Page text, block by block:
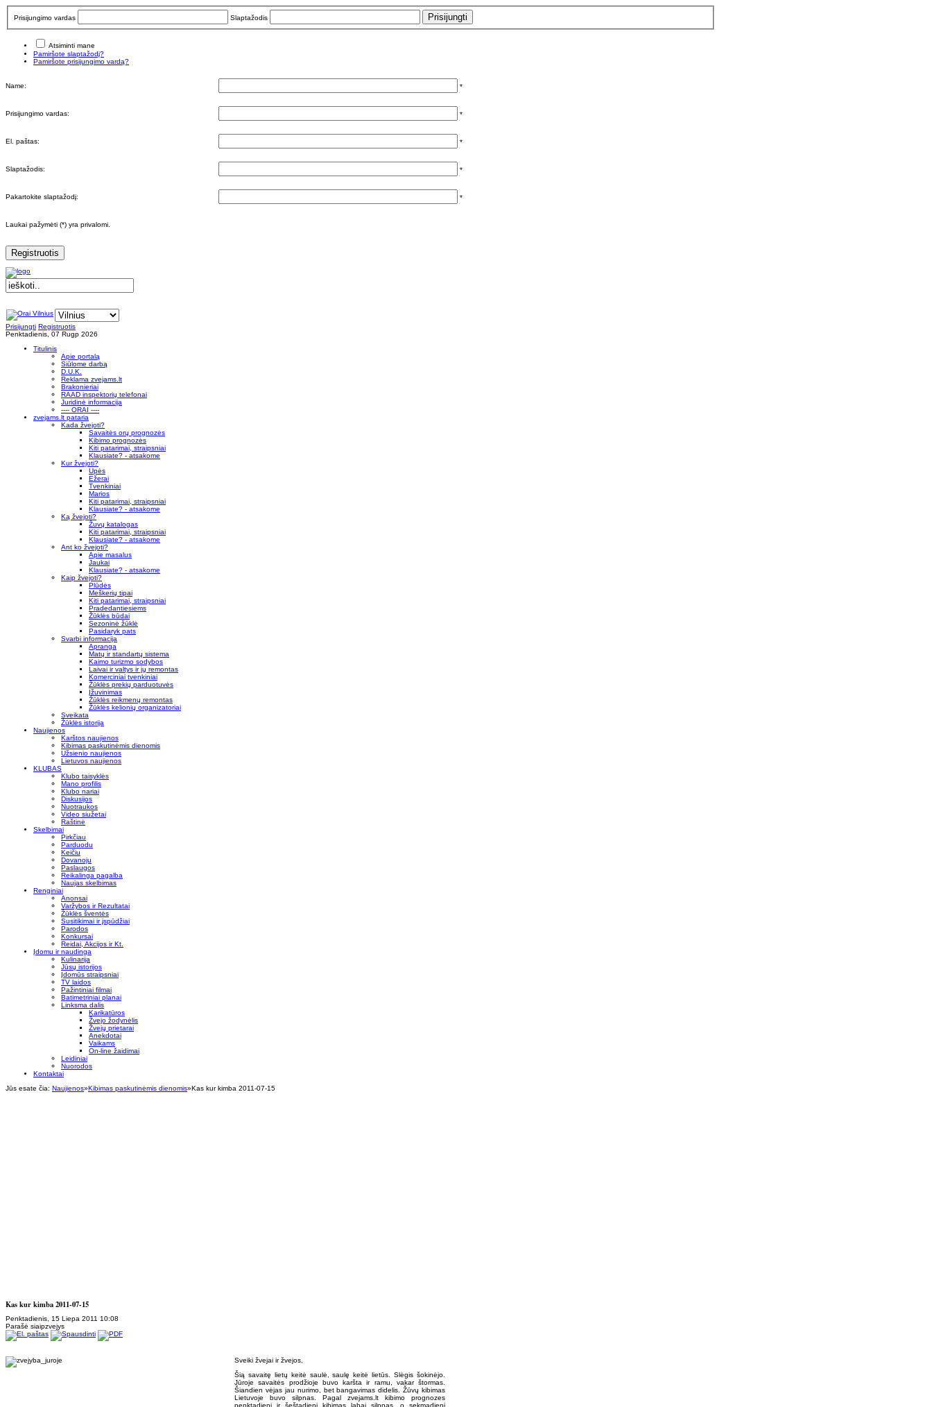
Prisijungimo vardas Slaptažodis
Atsiminti mane
Pamiršote slaptažodį?
Pamiršote prisijungimo vardą?
Name: *
Prisijungimo vardas: *
El. paštas: *
Slaptažodis: *
Pakartokite slaptažodį: *
Laukai pažymėti (*) yra privalomi.
Registruotis
Prisijungti Registruotis
Penktadienis, 07 Rugp 2026
Titulinis
Apie portalą
Siūlome darbą
D.U.K.
Reklama zvejams.lt
Brakonieriai
RAAD inspektorių telefonai
Juridinė informacija
---- ORAI ----
zvejams.lt pataria
Kada žvejoti?
Savaitės orų prognozės
Kibimo prognozės
Kiti patarimai, straipsniai
Klausiate? - atsakome
Kur žvejoti?
Upės
Ežerai
Tvenkiniai
Marios
Kiti patarimai, straipsniai
Klausiate? - atsakome
Ką žvejoti?
Žuvų katalogas
Kiti patarimai, straipsniai
Klausiate? - atsakome
Ant ko žvejoti?
Apie masalus
Jaukai
Klausiate? - atsakome
Kaip žvejoti?
Plūdės
Meškerių tipai
Kiti patarimai, straipsniai
Pradedantiesiems
Žūklės būdai
Sezoninė žūklė
Pasidaryk pats
Svarbi informacija
Apranga
Matų ir standartų sistema
Kaimo turizmo sodybos
Laivai ir valtys ir jų remontas
Komerciniai tvenkiniai
Žūklės prekių parduotuvės
Įžuvinimas
Žūklės reikmenų remontas
Žūklės kelionių organizatoriai
Sveikata
Žūklės istorija
Naujienos
Karštos naujienos
Kibimas paskutinėmis dienomis
Užsienio naujienos
Lietuvos naujienos
KLUBAS
Klubo taisyklės
Mano profilis
Klubo nariai
Diskusijos
Nuotraukos
Video siužetai
Raštinė
Skelbimai
Pirkčiau
Parduodu
Keičiu
Dovanoju
Paslaugos
Reikalinga pagalba
Naujas skelbimas
Renginiai
Anonsai
Varžybos ir Rezultatai
Žūklės šventės
Susitikimai ir įspūdžiai
Parodos
Konkursai
Reidai, Akcijos ir Kt.
Įdomu ir naudinga
Kulinarija
Jūsų istorijos
Įdomūs straipsniai
TV laidos
Pažintiniai filmai
Batimetriniai planai
Linksma dalis
Karikatūros
Žvejo žodynėlis
Žvejų prietarai
Anekdotai
Vaikams
On-line žaidimai
Leidiniai
Nuorodos
Kontaktai
Jūs esate čia: Naujienos»Kibimas paskutinėmis dienomis»Kas kur kimba 2011-07-15
Kas kur kimba 2011-07-15
Penktadienis, 15 Liepa 2011 10:08
Parašė siaipzvejys
Sveiki žvejai ir žvejos,
Šią savaitę lietų keitė saulė, saulę keitė lietūs. Slėgis šokinėjo.
Jūroje savaitės prodžioje buvo karšta ir ramu, vakar štormas.
Šiandien vėjas jau nurimo, bet bangavimas didelis. Žūvų kibimas
Lietuvoje buvo silpnas. Pagal zvejams.lt kibimo prognozes
penktadienį ir šeštadienį kibimas labai silpnas, o sekmadienį